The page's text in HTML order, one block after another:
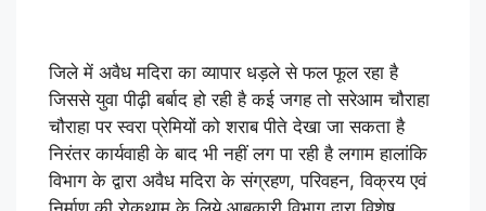
जिले में अवैध मदिरा का व्यापार धड़ले से फल फूल रहा है
जिससे युवा पीढ़ी बर्बाद हो रही है कई जगह तो सरेआम चौराहा
चौराहा पर स्वरा प्रेमियों को शराब पीते देखा जा सकता है
निरंतर कार्यवाही के बाद भी नहीं लग पा रही है लगाम हालांकि
विभाग के द्वारा अवैध मदिरा के संग्रहण, परिवहन, विक्रय एवं